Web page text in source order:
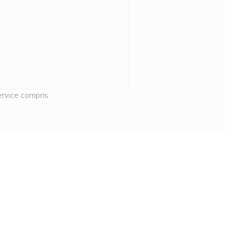
compris